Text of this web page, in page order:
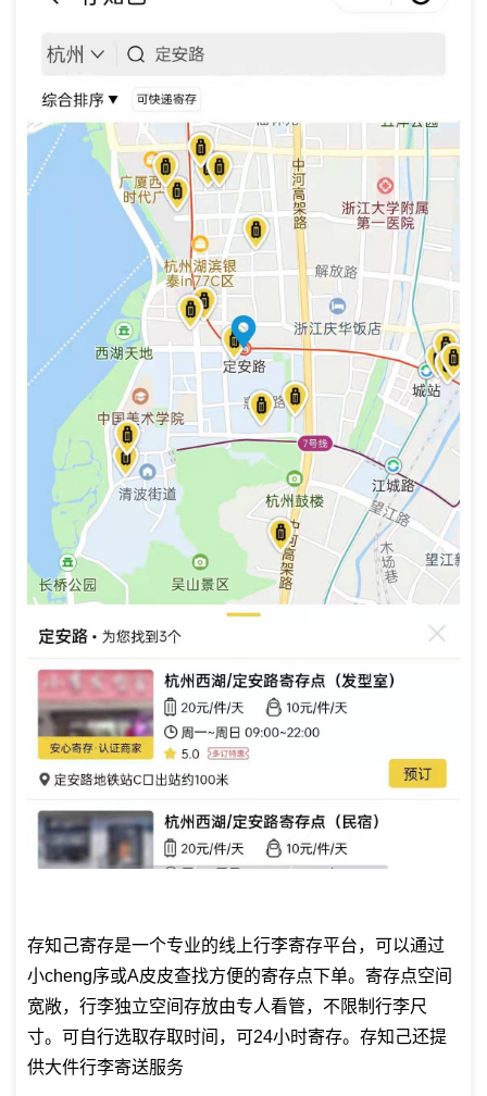
存知己寄存是一个专业的线上行李寄存平台，可以通过
小cheng序或A皮皮查找方便的寄存点下单。寄存点空间
宽敞，行李独立空间存放由专人看管，不限制行李尺
寸。可自行选取存取时间，可24小时寄存。存知己还提
供大件行李寄送服务